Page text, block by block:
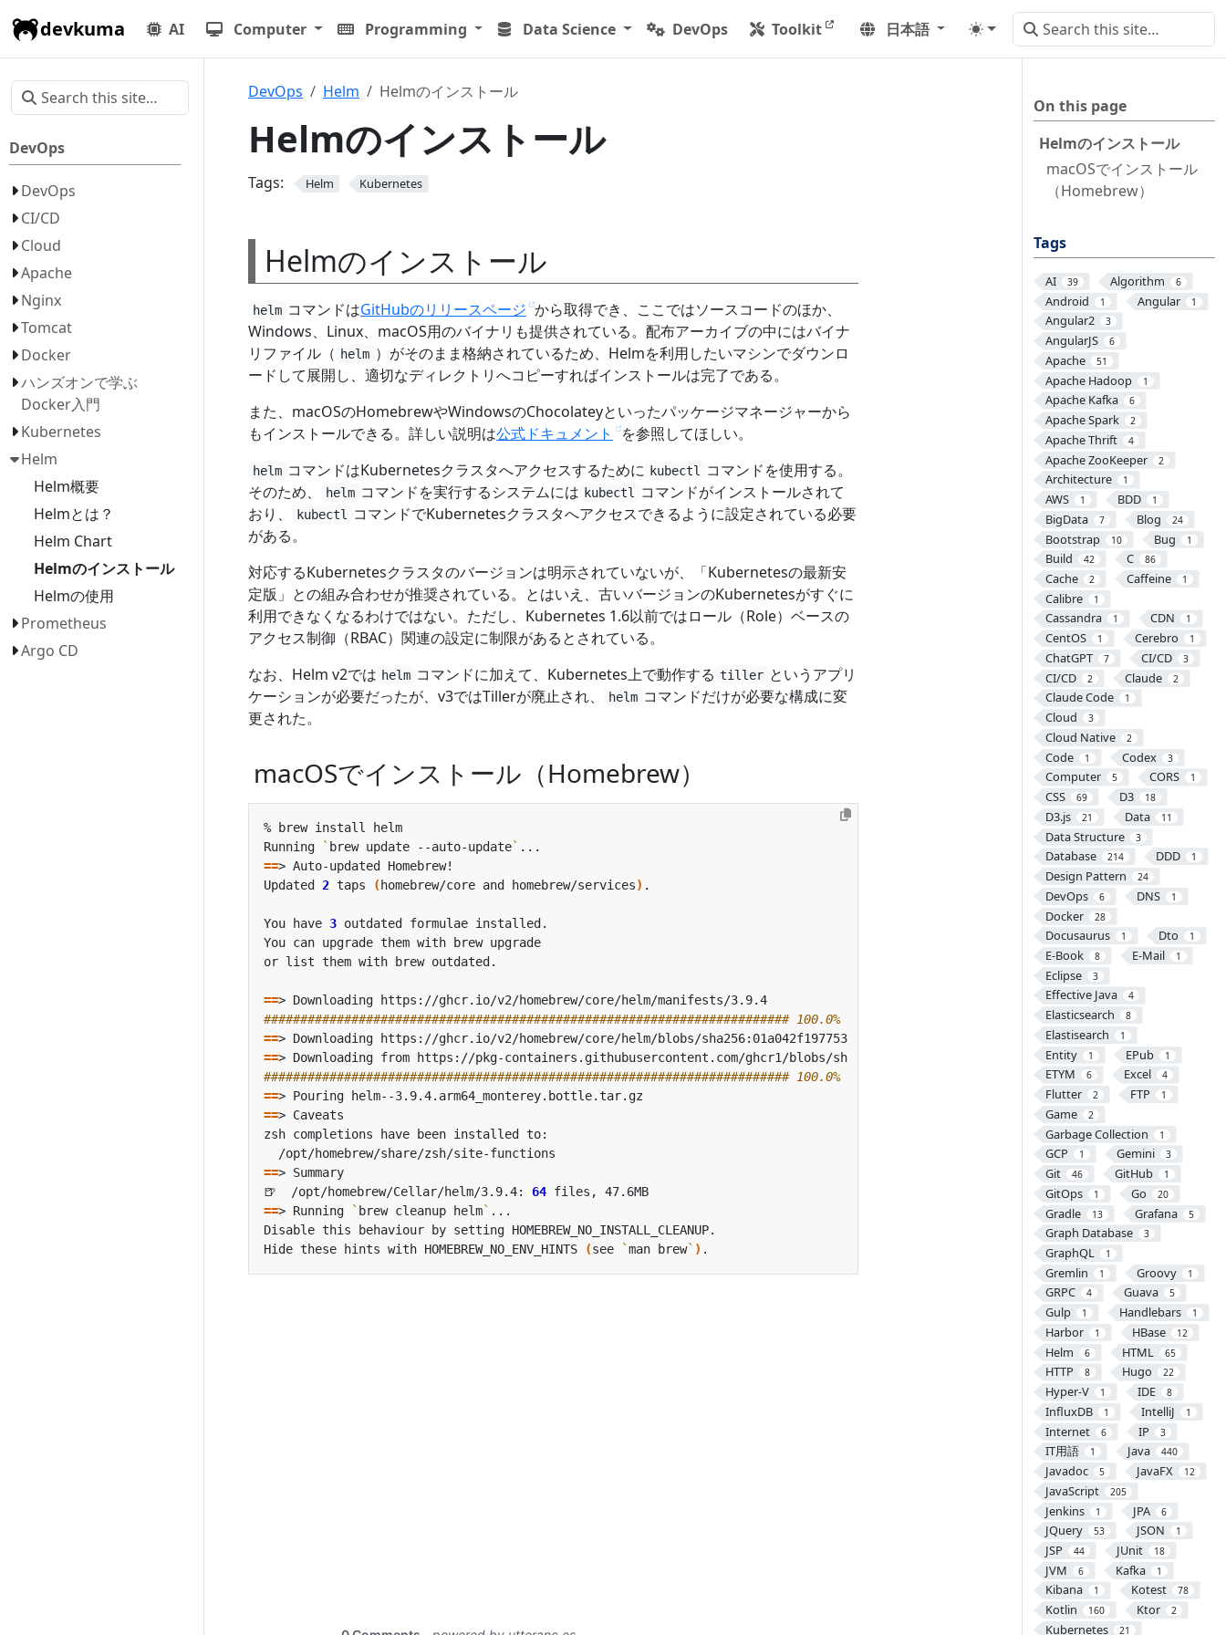
devkuma AI Computer Programming Data Science DevOps Toolkit 日本語
DevOps
DevOps
CI/CD
Cloud
Apache
Nginx
Tomcat
Docker
ハンズオンで学ぶ
Docker入門
Kubernetes
Helm
Helm概要
Helmとは？
Helm Chart
Helmのインストール
Helmの使用
Prometheus
Argo CD
On this page
Helmのインストール
macOSでインストール
（Homebrew）
Tags
AI 39 Algorithm 6
Android 1 Angular 1
Angular2 3
AngularJS 6
Apache 51
Apache Hadoop 1
Apache Kafka 6
Apache Spark 2
Apache Thrift 4
Apache ZooKeeper 2
Architecture 1
AWS 1 BDD 1
BigData 7 Blog 24
Bootstrap 10 Bug 1
Build 42 C 86
Cache 2 Caffeine 1
Calibre 1
Cassandra 1 CDN 1
CentOS 1 Cerebro 1
ChatGPT 7 CI/CD 3
CI/CD 2 Claude 2
Claude Code 1
Cloud 3
Cloud Native 2
Code 1 Codex 3
Computer 5 CORS 1
CSS 69 D3 18
D3.js 21 Data 11
Data Structure 3
Database 214 DDD 1
Design Pattern 24
DevOps 6 DNS 1
Docker 28
Docusaurus 1 Dto 1
E-Book 8 E-Mail 1
Eclipse 3
Effective Java 4
Elasticsearch 8
Elastisearch 1
Entity 1 EPub 1
ETYM 6 Excel 4
Flutter 2 FTP 1
Game 2
Garbage Collection 1
GCP 1 Gemini 3
Git 46 GitHub 1
GitOps 1 Go 20
Gradle 13 Grafana 5
Graph Database 3
GraphQL 1
Gremlin 1 Groovy 1
GRPC 4 Guava 5
Gulp 1 Handlebars 1
Harbor 1 HBase 12
Helm 6 HTML 65
HTTP 8 Hugo 22
Hyper-V 1 IDE 8
InfluxDB 1 IntelliJ 1
Internet 6 IP 3
IT用語 1 Java 440
Javadoc 5 JavaFX 12
JavaScript 205
Jenkins 1 JPA 6
JQuery 53 JSON 1
JSP 44 JUnit 18
JVM 6 Kafka 1
Kibana 1 Kotest 78
Kotlin 160 Ktor 2
Kubernetes 21
DevOps Helm Helmのインストール
Helmのインストール
Tags: Helm Kubernetes
Helmのインストール
helm コマンドはGitHubのリリースページ から取得でき、ここではソースコードのほか、
Windows、Linux、macOS用のバイナリも提供されている。配布アーカイブの中にはバイナ
リファイル（ helm ）がそのまま格納されているため、Helmを利用したいマシンでダウンロ
ードして展開し、適切なディレクトリへコピーすればインストールは完了である。
また、macOSのHomebrewやWindowsのChocolateyといったパッケージマネージャーから
もインストールできる。詳しい説明は公式ドキュメント を参照してほしい。
helm コマンドはKubernetesクラスタへアクセスするために kubectl
コマンドを使用する。
そのため、
helm コマンドを実行するシステムには kubectl
コマンドがインストールされて
おり、
kubectl
コマンドでKubernetesクラスタへアクセスできるように設定されている必要
がある。
対応するKubernetesクラスタのバージョンは明示されていないが、「Kubernetesの最新安
定版」との組み合わせが推奨されている。とはいえ、古いバージョンのKubernetesがすぐに
利用できなくなるわけではない。ただし、Kubernetes 1.6以前ではロール（Role）ベースの
アクセス制御（RBAC）関連の設定に制限があるとされている。
なお、Helm v2では helm コマンドに加えて、Kubernetes上で動作する tiller というアプリ
ケーションが必要だったが、v3ではTillerが廃止され、
helm コマンドだけが必要な構成に変
更された。
macOSでインストール（Homebrew）
Running
` brew update --auto-update`
==
Updated 2 taps (homebrew/core and homebrew/services)
You have 3
==
######################################################################## 100.0%
==
==
######################################################################## 100.0%
==
==
==
🍺  /opt/homebrew/Cellar/helm/3.9.4: 64
==> Running ` brew cleanup helm`
Hide these hints with HOMEBREW_NO_ENV_HINTS
(see `man brew` )